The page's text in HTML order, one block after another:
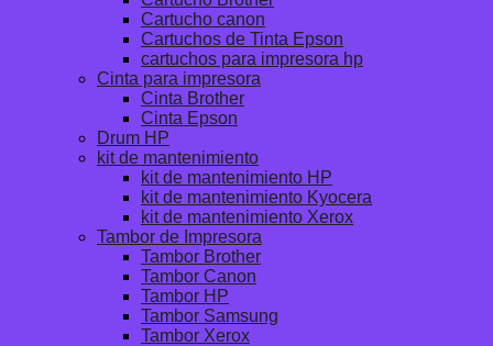
Cartucho canon
Cartuchos de Tinta Epson
cartuchos para impresora hp
Cinta para impresora
Cinta Brother
Cinta Epson
Drum HP
kit de mantenimiento
kit de mantenimiento HP
kit de mantenimiento Kyocera
kit de mantenimiento Xerox
Tambor de Impresora
Tambor Brother
Tambor Canon
Tambor HP
Tambor Samsung
Tambor Xerox